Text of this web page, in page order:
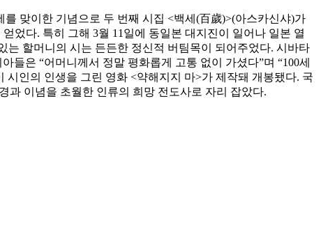
맞이한 기념으로 두 번째 시집 <백세(百歲)>(아스카신샤)가
었다. 특히 그해 3월 11일에 동일본 대지진이 일어나 일본 열
할머니의 시는 든든한 정신적 버팀목이 되어주었다. 시바타
들은 “어머니께서 정말 평화롭게 고통 없이 가셨다”며 “100세
인의 인생을 그린 영화 <약해지지 마>가 제작돼 개봉됐다. 국
과 이념을 초월한 인류의 희망 전도사로 자리 잡았다.